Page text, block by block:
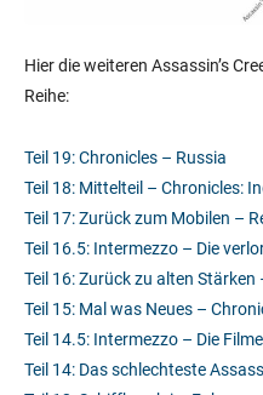
Hier die weiteren Assassin’s
Reihe:
Teil 19: Chronicles – Russia
Teil 18: Mittelteil – Chronicles:
Teil 17: Zurück zum Mobilen –
Teil 16.5: Intermezzo – Die
Teil 16: Zurück zu alten Stärken
Teil 15: Mal was Neues –
Teil 14.5: Intermezzo – Die Filme
Teil 14: Das schlechteste